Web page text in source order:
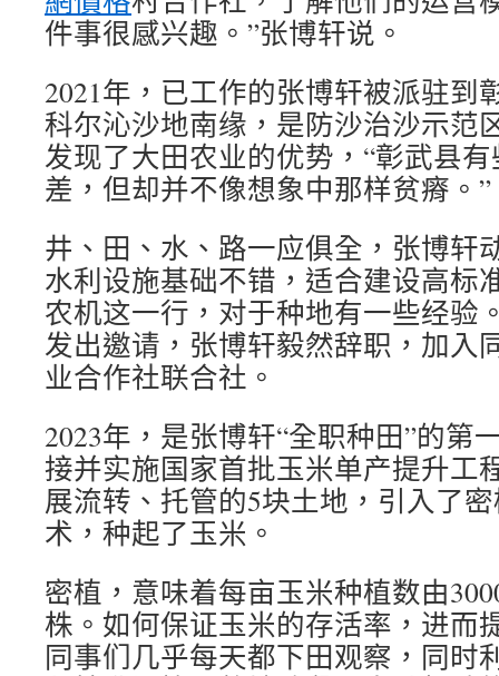
件事很感兴趣。”张博轩说。
2021年，已工作的张博轩被派驻到
科尔沁沙地南缘，是防沙治沙示范
发现了大田农业的优势，“彰武县
差，但却并不像想象中那样贫瘠。”
井、田、水、路一应俱全，张博轩
水利设施基础不错，适合建设高标
农机这一行，对于种地有一些经验
发出邀请，张博轩毅然辞职，加入
业合作社联合社。
2023年，是张博轩“全职种田”的第
接并实施国家首批玉米单产提升工
展流转、托管的5块土地，引入了
术，种起了玉米。
密植，意味着每亩玉米种植数由
株。如何保证玉米的存活率，进而
同事们几乎每天都下田观察，同时